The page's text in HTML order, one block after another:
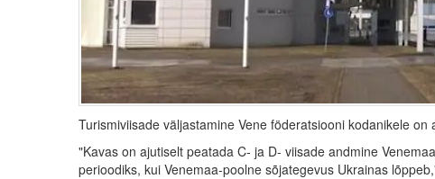
Turismiviisade väljastamine Vene föderatsiooni kodanikele
"Kavas on ajutiselt peatada C- ja D- viisade andmine
perioodiks, kui Venemaa-poolne sõjategevus Ukrainas